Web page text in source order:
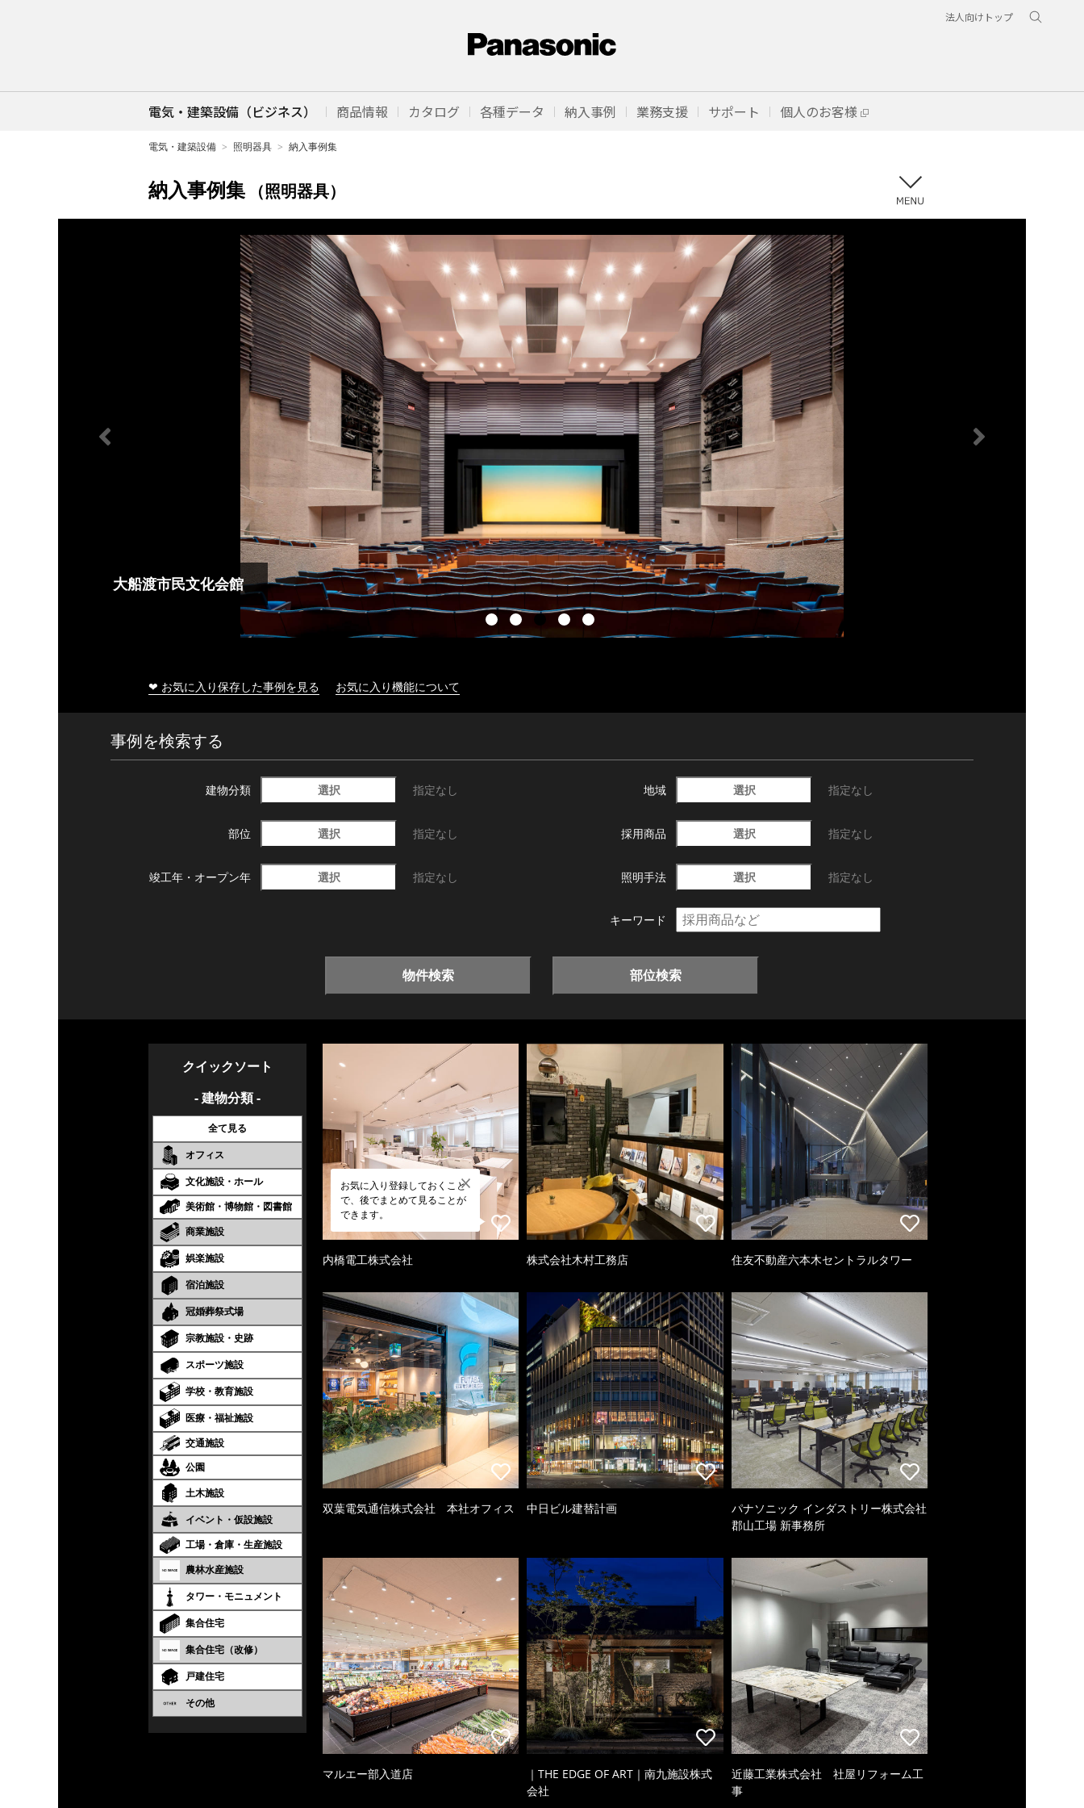
法人向けトップ
電気・建築設備（ビジネス） 商品情報 カタログ 各種データ 納入事例 業務支援 サポート 個人のお客様
電気・建築設備 照明器具 納入事例集
納入事例集 （照明器具）
大船渡市民文化会館
❤ お気に入り保存した事例を見る お気に入り機能について
事例を検索する
建物分類 選択 指定なし 地域 選択 指定なし
部位 選択 指定なし 採用商品 選択 指定なし
竣工年・ オープン年 選択 指定なし 照明手法 選択 指定なし
キーワード
物件検索 部位検索
クイックソート
- 建物分類 -
全て見る
オフィス
文化施設・ホール
美術館・博物館・図書館
商業施設
娯楽施設
宿泊施設
冠婚葬祭式場
宗教施設・史跡
スポーツ施設
学校・教育施設
医療・福祉施設
交通施設
公園
土木施設
イベント・仮設施設
工場・倉庫・生産施設
農林水産施設
タワー・モニュメント
集合住宅
集合住宅（改修）
戸建住宅
その他
お気に入り登録しておくこと
で、後でまとめて見ることが
できます。
内橋電工株式会社 株式会社木村工務店 住友不動産六本木セントラルタワー
双葉電気通信株式会社 本社オフィス 中日ビル建替計画
パナソニック インダストリー株式会社
郡山工場 新事務所
マルエー部入道店
｜THE EDGE OF ART｜南九施設株式
会社
近藤工業株式会社 社屋リフォーム工
事